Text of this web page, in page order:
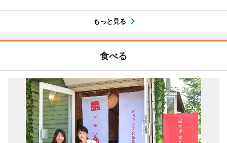
もっと見る
食べる